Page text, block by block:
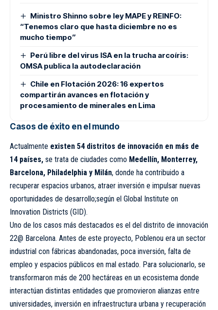
Ministro Shinno sobre ley MAPE y REINFO:
“Tenemos claro que hasta diciembre no es
mucho tiempo”
Perú libre del virus ISA en la trucha arcoíris:
OMSA publica la autodeclaración
Chile en Flotación 2026: 16 expertos
compartirán avances en flotación y
procesamiento de minerales en Lima
Casos de éxito en el mundo
Actualmente existen 54 distritos de innovación en más de
14 países, se trata de ciudades como Medellín, Monterrey,
Barcelona, Philadelphia y Milán, donde ha contribuido a
recuperar espacios urbanos, atraer inversión e impulsar nuevas
oportunidades de desarrollo;según el Global Institute on
Innovation Districts (GID).
Uno de los casos más destacados es el del distrito de innovación
22@ Barcelona. Antes de este proyecto, Poblenou era un sector
industrial con fábricas abandonadas, poca inversión, falta de
empleo y espacios públicos en mal estado. Para solucionarlo, se
transformaron más de 200 hectáreas en un ecosistema donde
interactúan distintas entidades que promovieron alianzas entre
universidades, inversión en infraestructura urbana y recuperación